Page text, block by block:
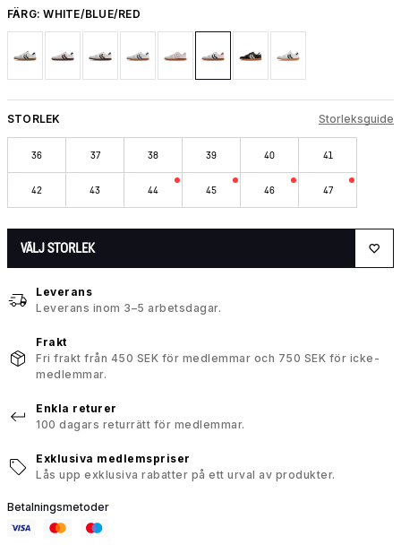
FÄRG:WHITE/BLUE/RED
STORLEK Storleksguide
36 37 38 39 40 41
42 43 44 45 46 47
VÄLJ STORLEK
Leverans
Leverans inom 3–5 arbetsdagar.
Frakt
Fri frakt från 450 SEK för medlemmar och 750 SEK för icke-
medlemmar.
Enkla returer
100 dagars returrätt för medlemmar.
Exklusiva medlemspriser
Lås upp exklusiva rabatter på ett urval av produkter.
Betalningsmetoder